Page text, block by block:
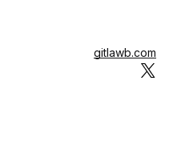
gitlawb.com